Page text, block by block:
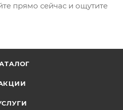
прямо сейчас и ощутите